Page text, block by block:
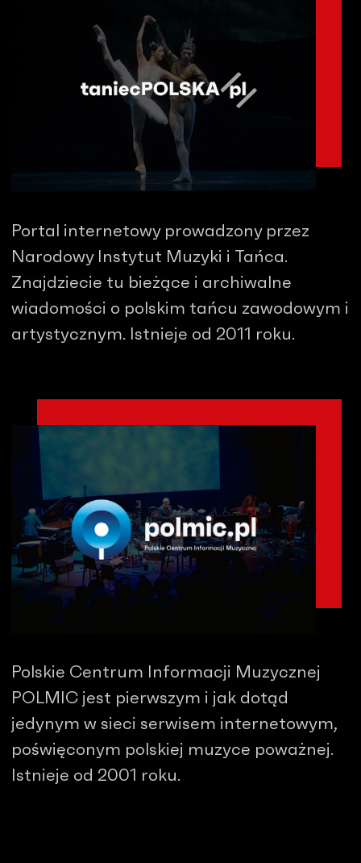
Portal internetowy prowadzony przez
Narodowy Instytut Muzyki i Tańca.
Znajdziecie tu bieżące i archiwalne
wiadomości o polskim tańcu zawodowym i
artystycznym. Istnieje od 2011 roku.
Polskie Centrum Informacji Muzycznej
POLMIC jest pierwszym i jak dotąd
jedynym w sieci serwisem internetowym,
poświęconym polskiej muzyce poważnej.
Istnieje od 2001 roku.